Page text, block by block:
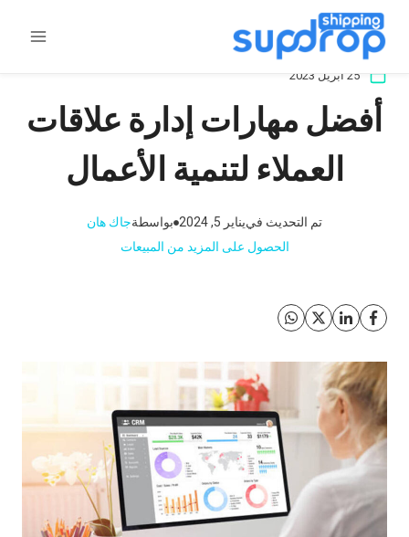
تخطى
المحتوى
25 أبريل 2023
أفضل مهارات إدارة علاقات
العملاء لتنمية الأعمال
تم التحديث فييناير 5, 2024 بواسطةجاك هان
الحصول على المزيد من المبيعات